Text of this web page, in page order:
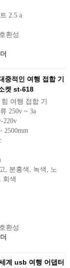
2.5 a
환성
더
적인 여행 접합 기
켓 st-618
여행 접합 기
250v ~ 3a
220v
2500mm
, 분홍색, 녹색, 노
회색
환성
더
계 usb 여행 어댑터